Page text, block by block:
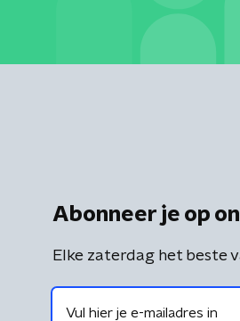
Abonneer je op
Elke zaterdag het beste